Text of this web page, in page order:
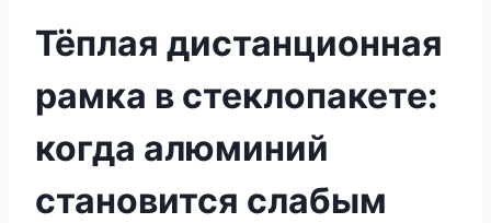
Тёплая дистанционная
рамка в стеклопакете:
когда алюминий
становится слабым